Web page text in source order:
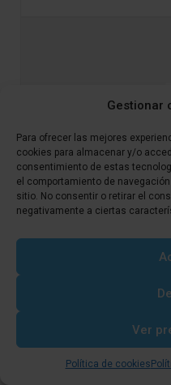
Gestionar
Para ofrecer las mejores
cookies para almacenar y/o
consentimiento de estas
el comportamiento de
sitio. No consentir o retirar el
negativamente a ciertas
Ver
Política de cookies
SIN CATEGORÍA
Sample post no 6